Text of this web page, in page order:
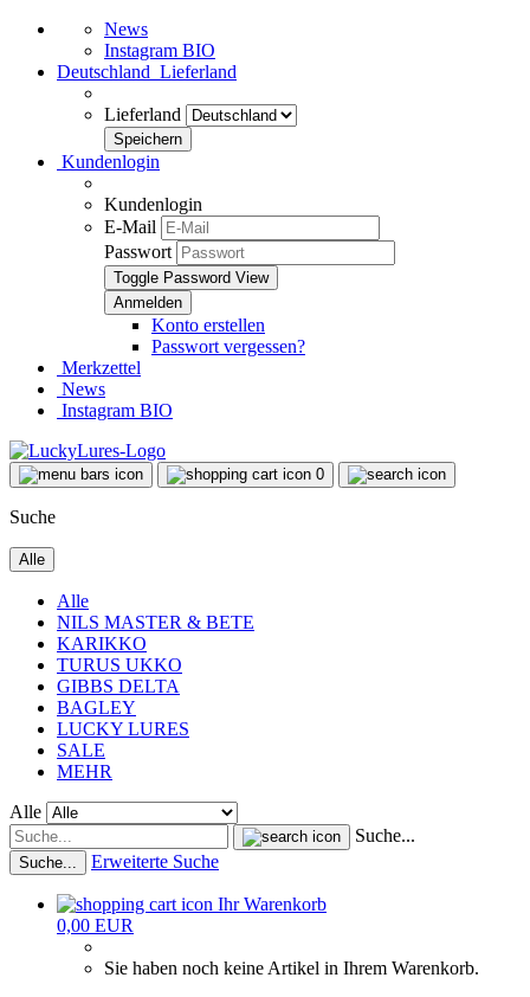
News
Instagram BIO
Deutschland Lieferland
Lieferland
Kundenlogin
Kundenlogin
E-Mail
Passwort
Toggle Password View
Konto erstellen
Passwort vergessen?
Merkzettel
News
Instagram BIO
0
Suche
Alle
Alle
NILS MASTER & BETE
KARIKKO
TURUS UKKO
GIBBS DELTA
BAGLEY
LUCKY LURES
SALE
MEHR
Alle
Suche...
Suche... Erweiterte Suche
Ihr Warenkorb
0,00 EUR
Sie haben noch keine Artikel in Ihrem Warenkorb.